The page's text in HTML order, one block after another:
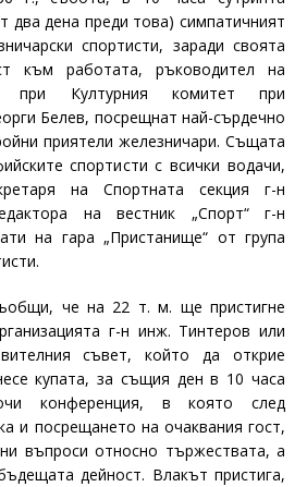
два дена преди това) симпатичният
спортисти, заради своята
към работата, ръководител на
при Културния комитет при
Белев, посрещнат най-сърдечно
приятели железничари. Същата
спортисти с всички водачи,
на Спортната секция г-н
на вестник „Спорт“ г-н
на гара „Пристанище“ от група
че на 22 т. м. ще пристигне
г-н инж. Тинтеров или
съвет, който да открие
купата, за същия ден в 10 часа
конференция, в която след
и посрещането на очаквания гост,
въпроси относно тържествата, а
дейност. Влакът пристига,